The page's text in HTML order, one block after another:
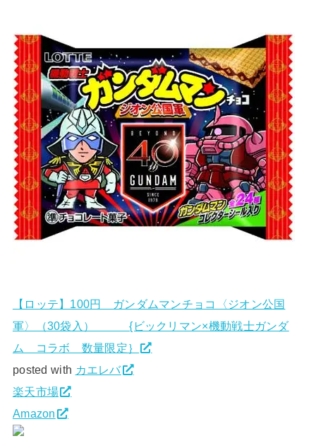
【ロッテ】100円 ガンダムマンチョコ〈ジオン公国
軍〉（30袋入） {ビックリマン×機動戦士ガンダ
ム コラボ 数量限定｝
posted with カエレバ
楽天市場
Amazon